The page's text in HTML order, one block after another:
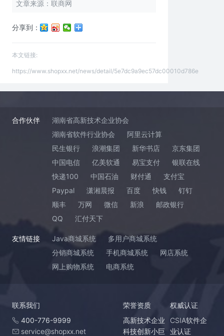
文章来源：联商网
分享到：
本文链接:
https://www.shopxx.net/news/detail/5e7dc9a9ec57dc00010d786e
合作伙伴
湖南省高新技术企业协会
湖南省软件行业协会
阿里云计算
民生银行
浪潮集团 新华书店
京东集团
中国电信
亿美软通 易宝支付
银联在线
快递100
中国石油 财付通
支付宝
Paypal
潇湘晨报 百度 快钱
钉钉
顺丰
万网 微信 新浪
邮政银行
QQ
汇付天下
友情链接 Java商城系统
多用户商城系统
分销商城系统
手机商城系统
网店系统
网上购物系统
电商系统
联系我们
400-776-9999
service@shopxx.net
荣誉资质
高新技术企业
科技创新小巨
权威认证
CSIA软件企
业认证